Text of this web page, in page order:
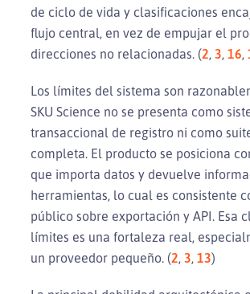
de ciclo de vida y clasificaciones
flujo central, en vez de empujar el
direcciones no relacionadas. (2, 3, 16,
Los límites del sistema son
SKU Science no se presenta como
transaccional de registro ni como
completa. El producto se posiciona
que importa datos y devuelve
herramientas, lo cual es consistente
público sobre exportación y API. Esa
límites es una fortaleza real,
un proveedor pequeño. (2, 3, 13)